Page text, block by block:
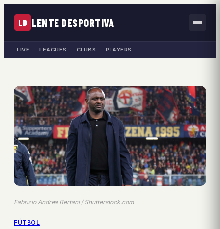
LD LENTE DESPORTIVA
LIVE LEAGUES CLUBS PLAYERS
Fabrizio Andrea Bertani / Shutterstock.com
FÚTBOL